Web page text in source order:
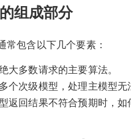
组成部分
包含以下几个要素：
大多数请求的主要算法。
个次级模型，处理主模型无
返回结果不符合预期时，如